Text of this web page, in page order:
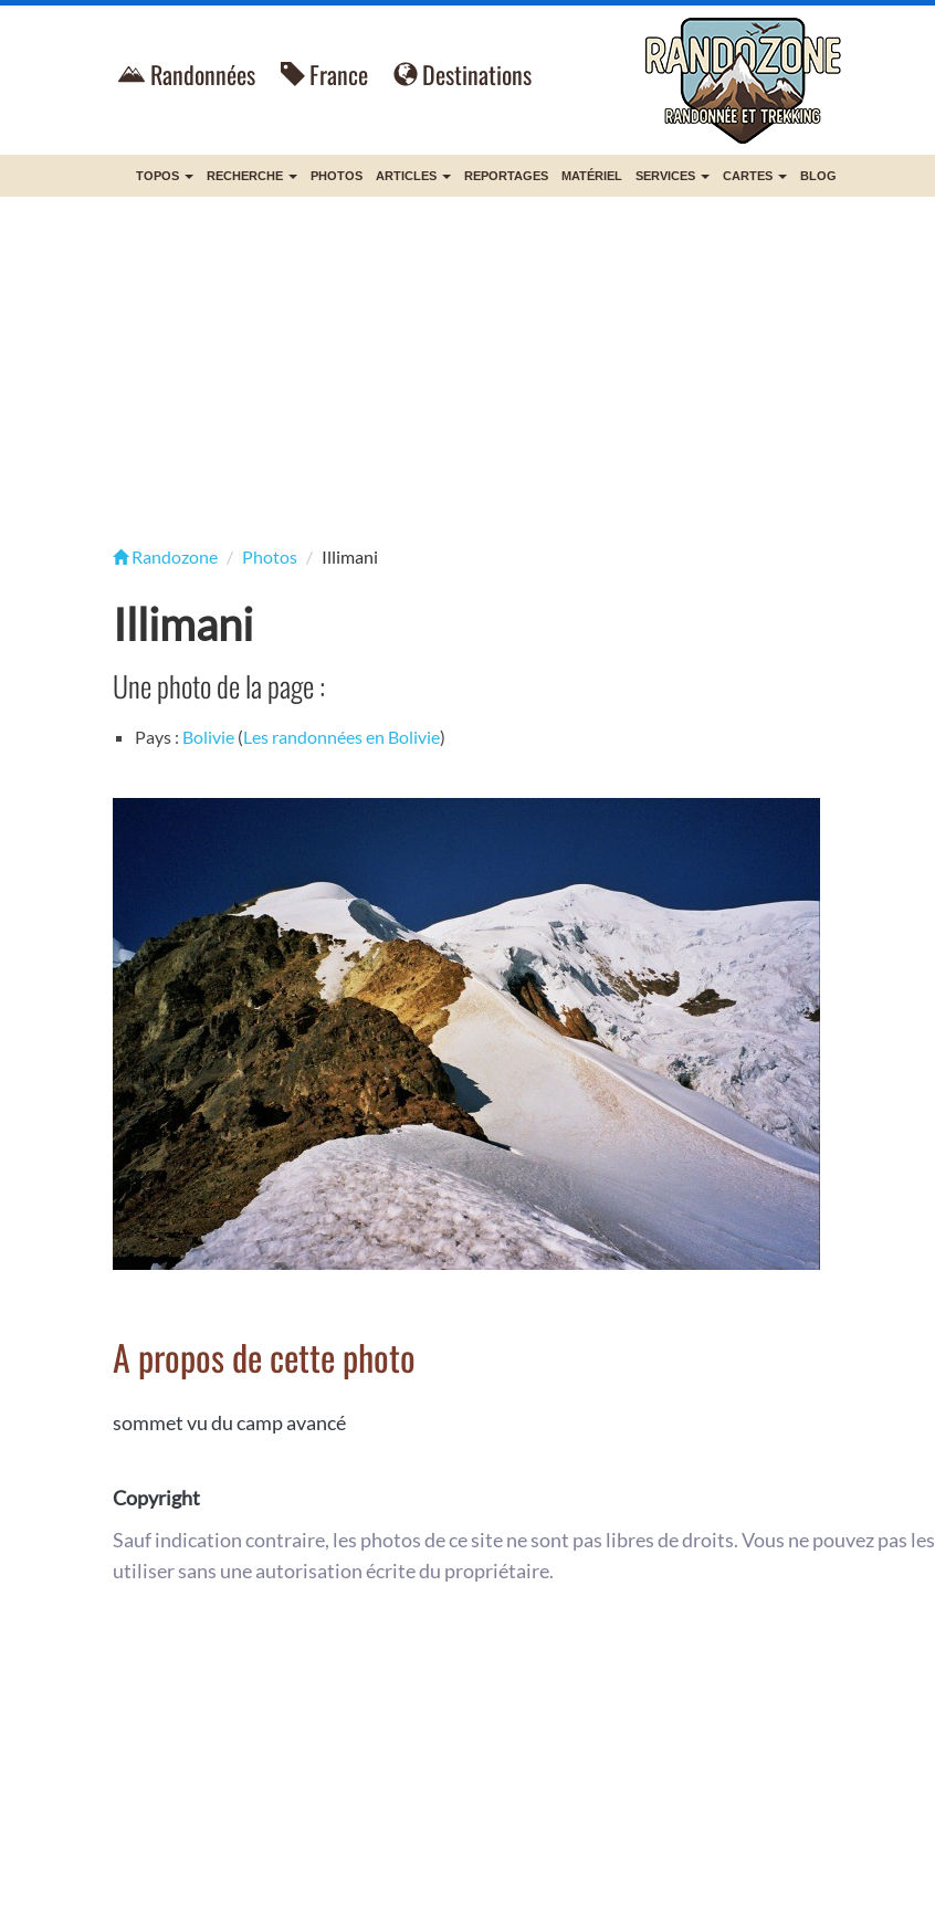
Randonnées France Destinations
TOPOS RECHERCHE PHOTOS ARTICLES REPORTAGES MATÉRIEL SERVICES CARTES BLOG
Randozone Photos Illimani
Illimani
Une photo de la page :
Pays : Bolivie (Les randonnées en Bolivie)
A propos de cette photo
sommet vu du camp avancé
Copyright
Sauf indication contraire, les photos de ce site ne sont pas libres de droits. Vous ne pouvez pas les
utiliser sans une autorisation écrite du propriétaire.